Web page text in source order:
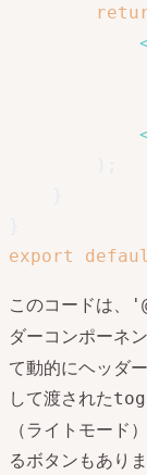
export
このコードは、
ダーコンポーネ
て動的にヘッダ
して渡された
（ライトモード
るボタンもありま